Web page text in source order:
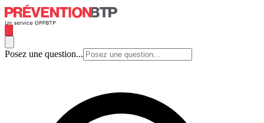
Posez une question...